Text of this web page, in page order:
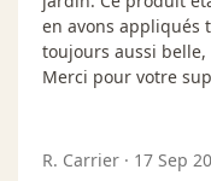
en avons appliqués
toujours aussi
Merci pour votre
R. Carrier · 17 Sep